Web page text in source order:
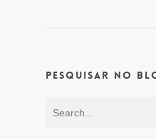
Pesquisar no